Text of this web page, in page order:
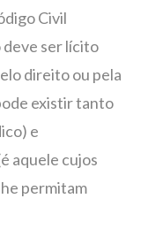
Civil
ser lícito
direito ou pela
existir tanto
e
aquele cujos
permitam